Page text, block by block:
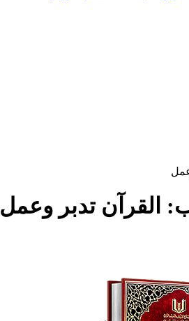
القرآن تدبر وعمل